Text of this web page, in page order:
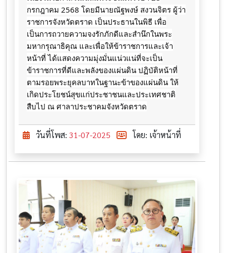
กรกฎาคม​ 2568​ โดยมีนายณัฐพงษ์ สงวนจิตร ผู้ว่า
ราชการจังหวัดตราด ​เป็นประธานในพิธี​ เพื่อ
เป็นการถวายความจงรักภักดีและสำนึกในพระ
มหากรุณาธิคุณ และเพื่อให้ข้าราชการและเจ้า
หน้าที่ ได้แสดงความมุ่งมั่นแน่วแน่ที่จะเป็น
ข้าราชการที่ดีและพลังของแผ่นดิน ปฏิบัติหน้าที่
ตามรอยพระยุคลบาทในฐานะข้าของแผ่นดิน ให้
เกิดประโยชน์สุขแก่ประชาชนและประเทศชาติ
สืบไป ณ​ ศาลา​ประชาคม​จังหวัดตราด
วันที่โพส: 31-07-2025 โดย: เจ้าหน้าที่